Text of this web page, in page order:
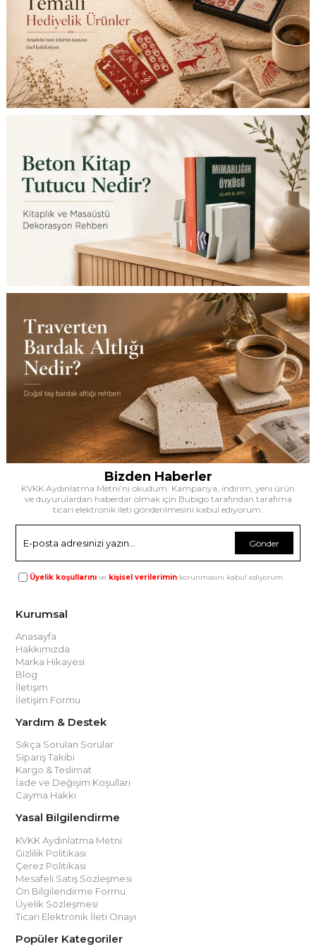
Bizden Haberler
KVKK Aydınlatma Metni’ni okudum. Kampanya, indirim, yeni ürün
ve duyurulardan haberdar olmak için Bubigo tarafından tarafıma
ticari elektronik ileti gönderilmesini kabul ediyorum.
Gönder
Üyelik koşullarını ve kişisel verilerimin korunmasını kabul ediyorum.
Kurumsal
Anasayfa
Hakkımızda
Marka Hikayesi
Blog
İletişim
İletişim Formu
Yardım & Destek
Sıkça Sorulan Sorular
Sipariş Takibi
Kargo & Teslimat
İade ve Değişim Koşulları
Cayma Hakkı
Yasal Bilgilendirme
KVKK Aydınlatma Metni
Gizlilik Politikası
Çerez Politikası
Mesafeli Satış Sözleşmesi
Ön Bilgilendirme Formu
Üyelik Sözleşmesi
Ticari Elektronik İleti Onayı
Popüler Kategoriler